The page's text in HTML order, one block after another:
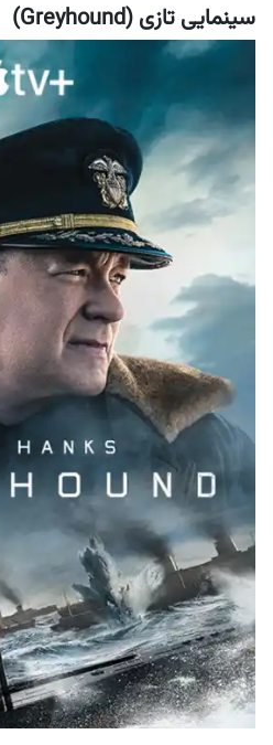
سینمایی تازی (Greyhound)